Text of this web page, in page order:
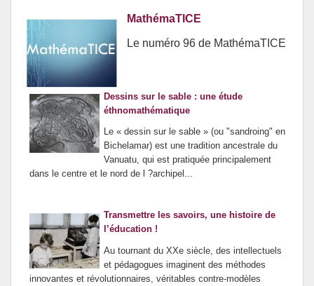
MathémaTICE
Le numéro 96 de MathémaTICE
Dessins sur le sable : une étude
éthnomathématique
Le « dessin sur le sable » (ou "sandroing" en
Bichelamar) est une tradition ancestrale du
Vanuatu, qui est pratiquée principalement
dans le centre et le nord de l ?archipel...
Transmettre les savoirs, une histoire de
l’éducation !
Au tournant du XXe siècle, des intellectuels
et pédagogues imaginent des méthodes
innovantes et révolutionnaires, véritables contre-modèles